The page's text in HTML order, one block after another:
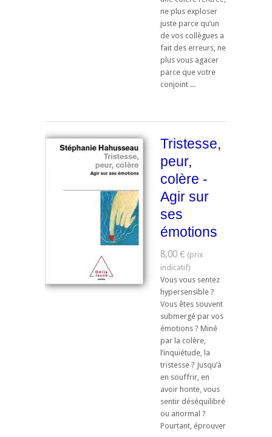
ne plus exploser
juste parce qu’un
de vos collègues a
fait des erreurs, ne
plus vous agacer
parce que votre
conjoint ...
Tristesse,
peur,
colère -
Agir sur
ses
émotions
8,00 €
Vous vous sentez
hypersensible ?
Vous êtes souvent
submergé par vos
émotions ? Miné
par la colère,
l’inquiétude, la
tristesse ? Jusqu’à
en souffrir, en
avoir honte, vous
sentir déséquilibré
ou anormal ?
Pourtant, éprouver